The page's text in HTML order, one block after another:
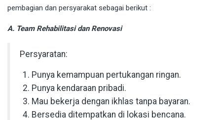
pembagian dan persyarakat sebagai berikut :
A. Team Rehabilitasi dan Renovasi
Persyaratan:
Punya kemampuan pertukangan ringan.
Punya kendaraan pribadi.
Mau bekerja dengan ikhlas tanpa bayaran.
Bersedia ditempatkan di lokasi bencana.